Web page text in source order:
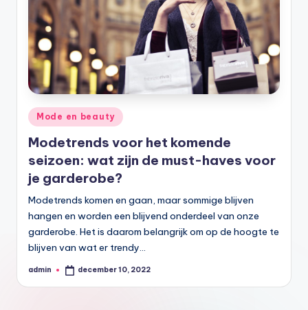
Geplaatst
in
Mode en beauty
Modetrends voor het komende
seizoen: wat zijn de must-haves voor
je garderobe?
Modetrends komen en gaan, maar sommige blijven
hangen en worden een blijvend onderdeel van onze
garderobe. Het is daarom belangrijk om op de hoogte te
blijven van wat er trendy…
Geplaatst
admin december 10, 2022